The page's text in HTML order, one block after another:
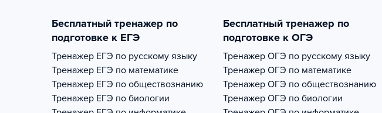
Бесплатный тренажер по
подготовке к ЕГЭ
Тренажер ЕГЭ по русскому языку
Тренажер ЕГЭ по математике
Тренажер ЕГЭ по обществознанию
Тренажер ЕГЭ по биологии
Бесплатный тренажер по
подготовке к ОГЭ
Тренажер ОГЭ по русскому языку
Тренажер ОГЭ по математике
Тренажер ОГЭ по обществознанию
Тренажер ОГЭ по биологии